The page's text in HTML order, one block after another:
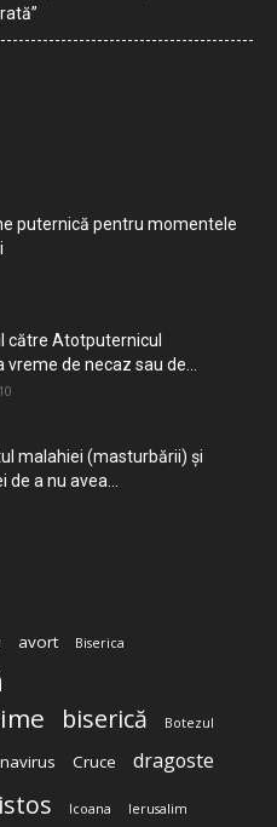
puternică pentru momentele
Atotputernicul
vreme de necaz sau de...
malahiei (masturbării) şi
de a nu avea...
avort Biserica
biserică Botezul
Cruce dragoste
Icoana Ierusalim